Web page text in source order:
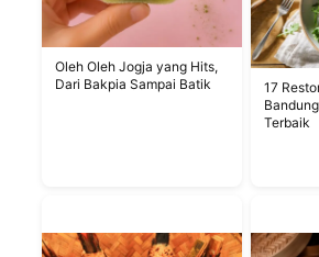
Oleh Oleh Jogja yang Hits,
Dari Bakpia Sampai Batik
17
Terbaik